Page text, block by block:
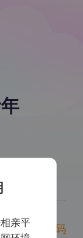
获取验证码
亲平